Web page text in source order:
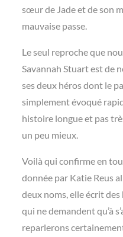
sœur de Jade et de son
mauvaise passe.
Le seul reproche que
Savannah Stuart est de
ses deux héros dont le
simplement évoqué
histoire longue et pas
un peu mieux.
Voilà qui confirme en
donnée par Katie Reus
deux noms, elle écrit
qui ne demandent qu’à
reparlerons